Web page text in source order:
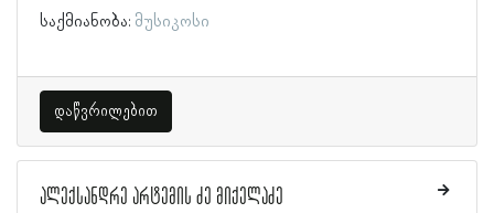
საქმიანობა: მუსიკოსი
დაწვრილებით
ალექსანდრე არტემის ძე მიქელაძე